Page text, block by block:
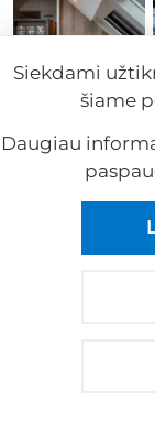
Siekdami
šiame
Daugiau